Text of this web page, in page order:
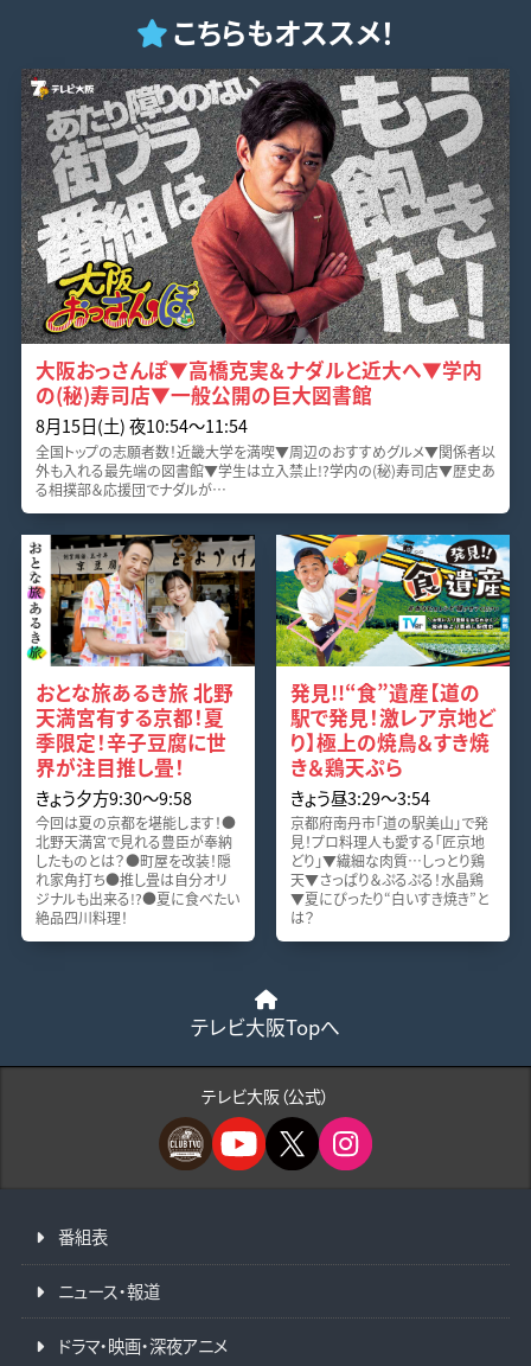
こちらもオススメ！
大阪おっさんぽ▼高橋克実＆ナダルと近大へ▼学内
の(秘)寿司店▼一般公開の巨大図書館
8月15日(土) 夜10:54〜11:54
全国トップの志願者数！近畿大学を満喫▼周辺のおすすめグルメ▼関係者以
外も入れる最先端の図書館▼学生は立入禁止!?学内の(秘)寿司店▼歴史あ
る相撲部＆応援団でナダルが…
おとな旅あるき旅 北野
天満宮有する京都！夏
季限定！辛子豆腐に世
界が注目推し畳！
きょう夕方9:30〜9:58
今回は夏の京都を堪能します！●
北野天満宮で見れる豊臣が奉納
したものとは？●町屋を改装！隠
れ家角打ち●推し畳は自分オリ
ジナルも出来る!?●夏に食べたい
絶品四川料理！
発見!!“食”遺産【道の
駅で発見！激レア京地ど
り】極上の焼鳥＆すき焼
き＆鶏天ぷら
きょう昼3:29〜3:54
京都府南丹市「道の駅美山」で発
見！プロ料理人も愛する「匠京地
どり」▼繊細な肉質…しっとり鶏
天▼さっぱり＆ぷるぷる！水晶鶏
▼夏にぴったり“白いすき焼き”と
は？
テレビ大阪Topへ
テレビ大阪（公式）
番組表
ニュース・報道
ドラマ・映画・深夜アニメ